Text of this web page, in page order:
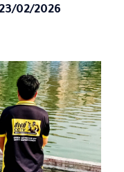
02/2026